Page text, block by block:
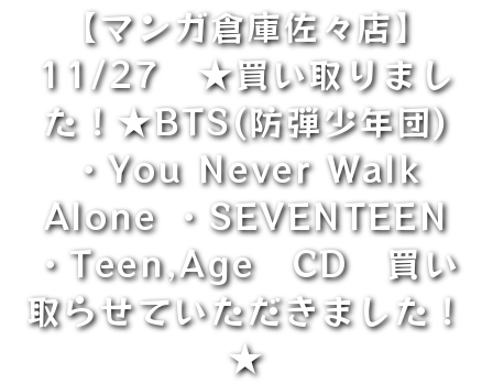
【マンガ倉庫佐々店】
11/27 ★買い取りまし
た！★BTS(防弾少年団)
・You Never Walk
Alone ・SEVENTEEN
・Teen,Age CD 買い
取らせていただきました！
★